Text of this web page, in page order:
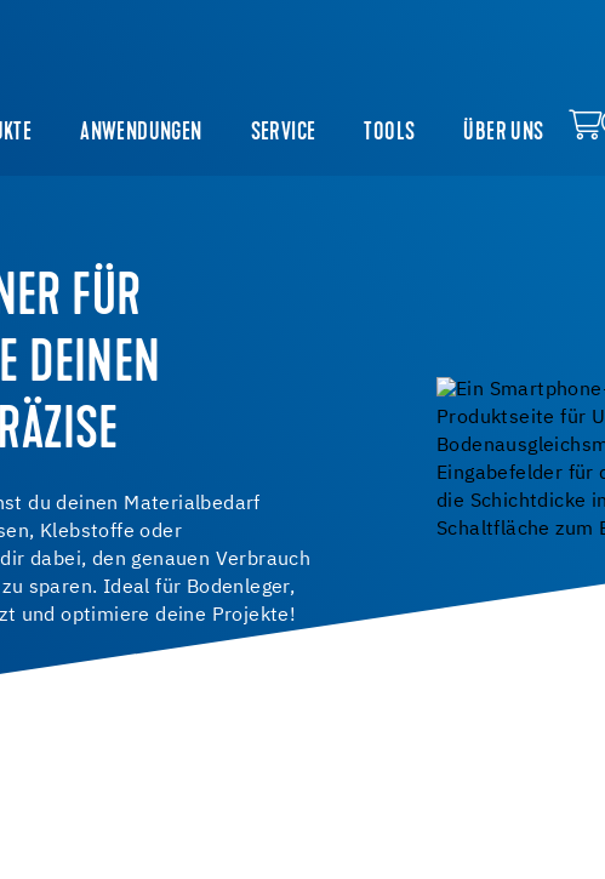
ANWENDUNGEN SERVICE TOOLS ÜBER UNS
FÜR
DEINEN
du deinen Materialbedarf
Klebstoffe oder
dabei, den genauen Verbrauch
sparen. Ideal für Bodenleger,
und optimiere deine Projekte!